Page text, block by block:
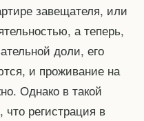
завещателя, или
а теперь,
доли, его
и проживание на
Однако в такой
регистрация в